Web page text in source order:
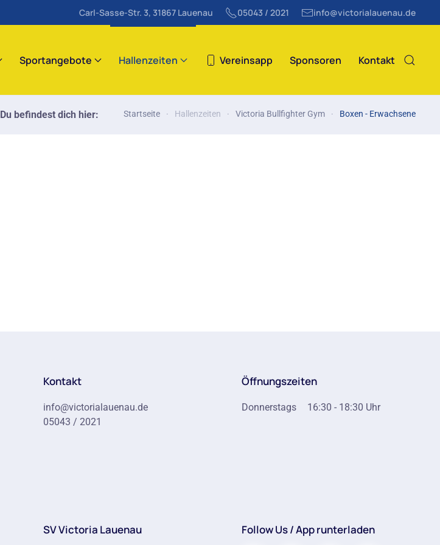
Carl-Sasse-Str. 3, 31867 Lauenau 05043 / 2021 info@victorialauenau.de
Sportangebote Hallenzeiten Vereinsapp Sponsoren Kontakt
Du befindest dich hier: Startseite Hallenzeiten Victoria Bullfighter Gym Boxen - Erwachsene
Kontakt
info@victorialauenau.de
05043 / 2021
Öffnungszeiten
Donnerstags 16:30 - 18:30 Uhr
SV Victoria Lauenau Follow Us / App runterladen